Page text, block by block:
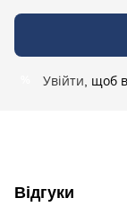
Увійти , щоб
Відгуки